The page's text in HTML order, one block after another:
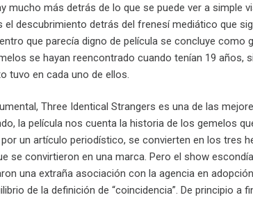
mucho más detrás de lo que se puede ver a simple
el descubrimiento detrás del frenesí mediático que
que parecía digno de película se concluye como
se hayan reencontrado cuando tenían 19 años,
tuvo en cada uno de ellos.
Three Identical Strangers es una de las
la película nos cuenta la historia de los gemelos
un artículo periodístico, se convierten en los tres
se convirtieron en una marca. Pero el show
una extraña asociación con la agencia en
de la definición de “coincidencia”. De principio